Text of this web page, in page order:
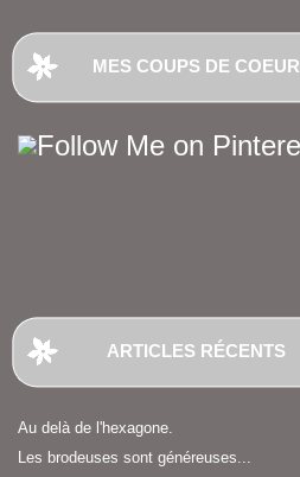
MES COUPS DE COEUR
ARTICLES RÉCENTS
Au delà de l'hexagone.
Les brodeuses sont généreuses...